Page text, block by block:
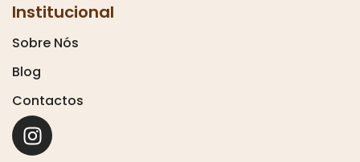
Institucional
Sobre Nós
Blog
Contactos